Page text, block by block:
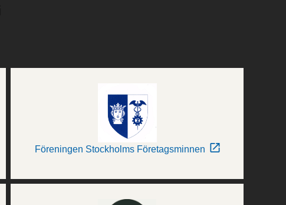
Föreningen Stockholms Företagsminnen